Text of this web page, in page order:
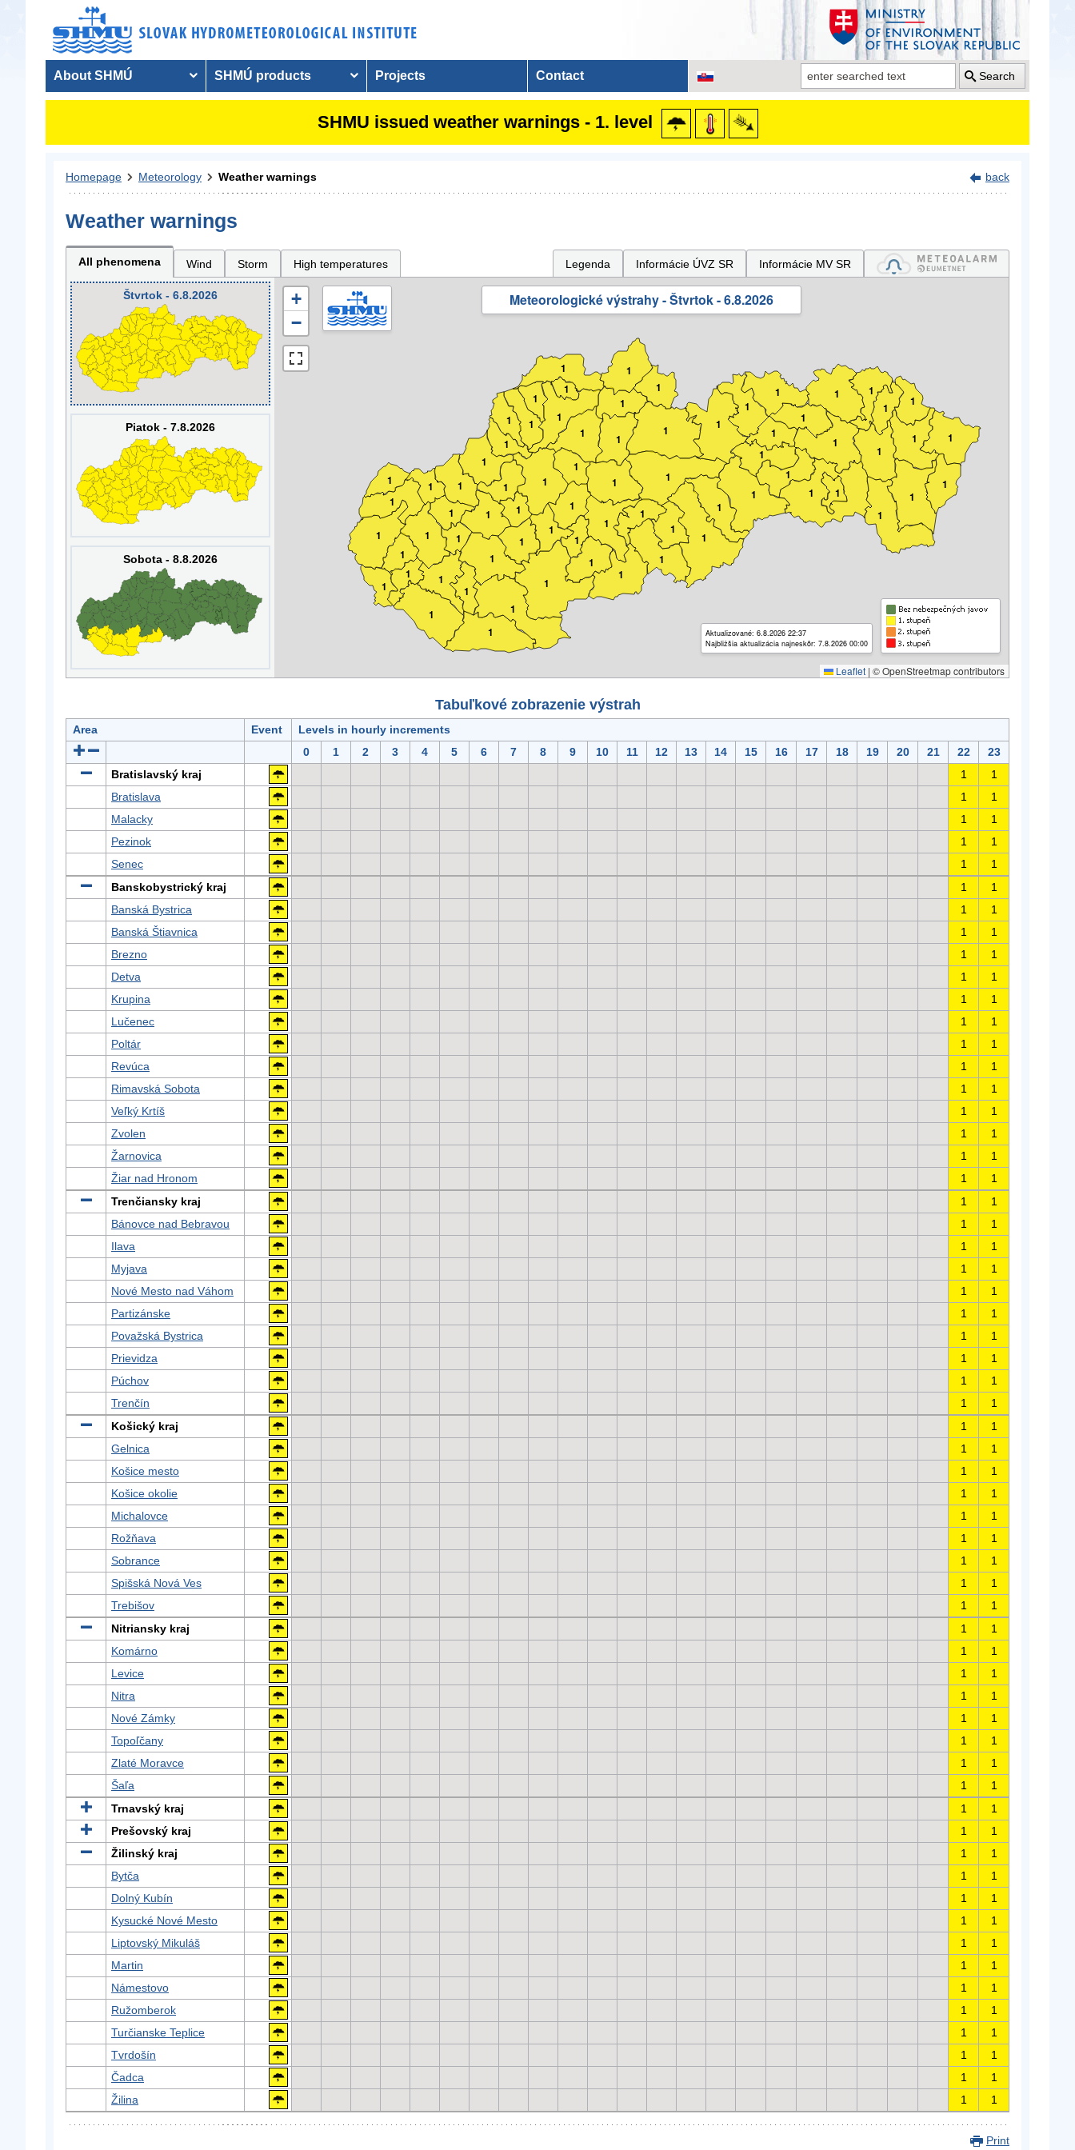
About SHMÚ SHMÚ products Projects Contact Search
SHMU issued weather warnings - 1. level
Homepage Meteorology Weather warnings back
Weather warnings
All phenomena Wind Storm High temperatures Legenda Informácie ÚVZ SR Informácie MV SR
Štvrtok - 6.8.2026
Piatok - 7.8.2026
Sobota - 8.8.2026
Meteorologické výstrahy - Štvrtok - 6.8.2026
Aktualizované: 6.8.2026 22:37
Najbližšia aktualizácia najneskôr: 7.8.2026 00:00
1
1
1
1
1
1
1
1
1
1
1
1
1
1
1
1
1
1
1
1
1
1
1
1
1
1
1
1
1
1
1
1
1
1
1
1
1
1
1
1
1
1
1 1
1
1
1
1
1
1
1
1
1
1
1
1
1
1
1
1
1
1
1
1
1
1
1 1
1
1
1
1
+
−
Leaflet | © OpenStreetmap contributors
Tabuľkové zobrazenie výstrah
Area Event
Levels in hourly increments
0
1 2 3 4 5 6 7 8 9 10 11 12 13 14 15 16 17 18 19 20 21 22
23
Bratislavský kraj
1
1
Bratislava
1
1
Malacky
1
1
Pezinok
1
1
Senec
1
1
Banskobystrický kraj
1
1
Banská Bystrica
1
1
Banská Štiavnica
1
1
Brezno
1
1
Detva
1
1
Krupina
1
1
Lučenec
1
1
Poltár
1
1
Revúca
1
1
Rimavská Sobota
1
1
Veľký Krtíš
1
1
Zvolen
1
1
Žarnovica
1
1
Žiar nad Hronom
1
1
Trenčiansky kraj
1
1
Bánovce nad Bebravou
1
1
Ilava
1
1
Myjava
1
1
Nové Mesto nad Váhom
1
1
Partizánske
1
1
Považská Bystrica
1
1
Prievidza
1
1
Púchov
1
1
Trenčín
1
1
Košický kraj
1
1
Gelnica
1
1
Košice mesto
1
1
Košice okolie
1
1
Michalovce
1
1
Rožňava
1
1
Sobrance
1
1
Spišská Nová Ves
1
1
Trebišov
1
1
Nitriansky kraj
1
1
Komárno
1
1
Levice
1
1
Nitra
1
1
Nové Zámky
1
1
Topoľčany
1
1
Zlaté Moravce
1
1
Šaľa
1
1
Trnavský kraj
1
1
Prešovský kraj
1
1
Žilinský kraj
1
1
Bytča
1
1
Dolný Kubín
1
1
Kysucké Nové Mesto
1
1
Liptovský Mikuláš
1
1
Martin
1
1
Námestovo
1
1
Ružomberok
1
1
Turčianske Teplice
1
1
Tvrdošín
1
1
Čadca
1
1
Žilina
1 1
Print